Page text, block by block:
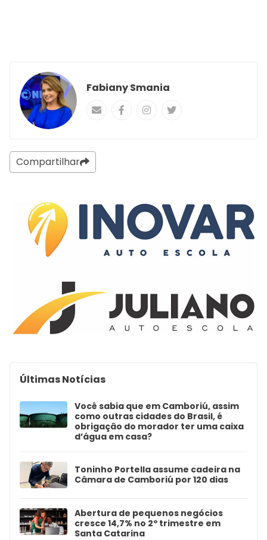
Fabiany Smania
Compartilhar
Últimas Notícias
Você sabia que em Camboriú, assim
como outras cidades do Brasil, é
obrigação do morador ter uma caixa
d’água em casa?
Toninho Portella assume cadeira na
Câmara de Camboriú por 120 dias
Abertura de pequenos negócios
cresce 14,7% no 2º trimestre em
Santa Catarina